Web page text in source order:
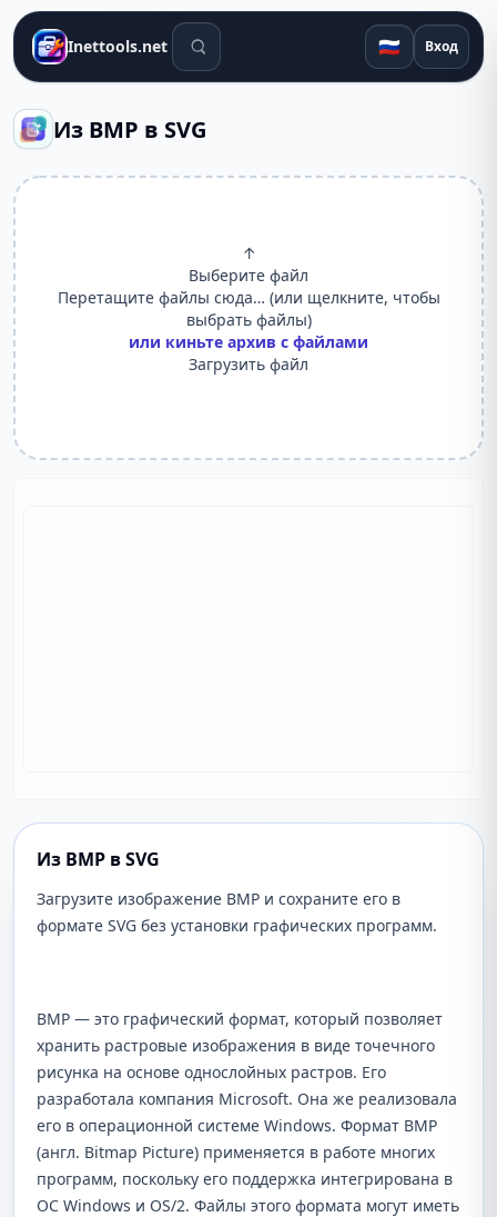
Inettools.net Поиск инструментов 🇷🇺 Вход
Из BMP в SVG
↑
Выберите файл
Перетащите файлы сюда… (или щелкните, чтобы
выбрать файлы)
или киньте архив с файлами
Загрузить файл
Из BMP в SVG
Загрузите изображение BMP и сохраните его в
формате SVG без установки графических программ.
BMP — это графический формат, который позволяет
хранить растровые изображения в виде точечного
рисунка на основе однослойных растров. Его
разработала компания Microsoft. Она же реализовала
его в операционной системе Windows. Формат BMP
(англ. Bitmap Picture) применяется в работе многих
программ, поскольку его поддержка интегрирована в
ОС Windows и OS/2. Файлы этого формата могут иметь